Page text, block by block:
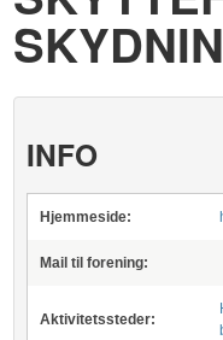
INFO
Hjemmeside:
Mail til forening:
Aktivitetssteder: